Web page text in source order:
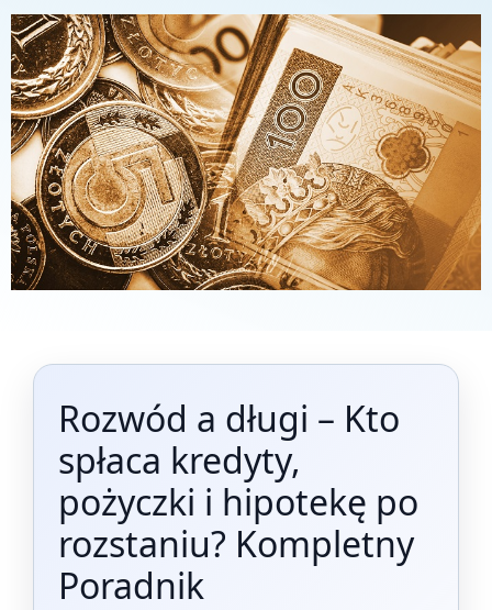
Rozwód a długi – Kto
spłaca kredyty,
pożyczki i hipotekę po
rozstaniu? Kompletny
Poradnik